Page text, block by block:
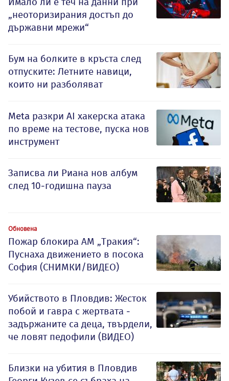
„неоторизирания достъп до
държавни мрежи“
Бум на болките в кръста след
отпуските: Летните навици,
които ни разболяват
Meta разкри AI хакерска атака
по време на тестове, пуска нов
инструмент
Записва ли Риана нов албум
след 10-годишна пауза
Обновена
Пожар блокира АМ „Тракия“:
Пуснаха движението в посока
София (СНИМКИ/ВИДЕО)
Убийството в Пловдив: Жесток
побой и гавра с жертвата -
задържаните са деца, твърдели,
че ловят педофили (ВИДЕО)
Близки на убития в Пловдив